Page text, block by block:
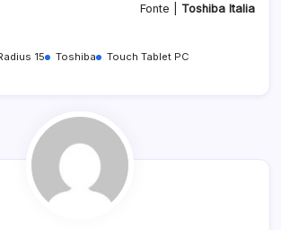
Fonte | Toshiba Italia
15 Toshiba Touch Tablet PC